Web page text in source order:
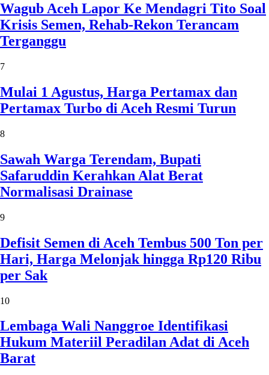
Wagub Aceh Lapor Ke Mendagri Tito Soal
Krisis Semen, Rehab-Rekon Terancam
Terganggu
7
Mulai 1 Agustus, Harga Pertamax dan
Pertamax Turbo di Aceh Resmi Turun
8
Sawah Warga Terendam, Bupati
Safaruddin Kerahkan Alat Berat
Normalisasi Drainase
9
Defisit Semen di Aceh Tembus 500 Ton per
Hari, Harga Melonjak hingga Rp120 Ribu
per Sak
10
Lembaga Wali Nanggroe Identifikasi
Hukum Materiil Peradilan Adat di Aceh
Barat